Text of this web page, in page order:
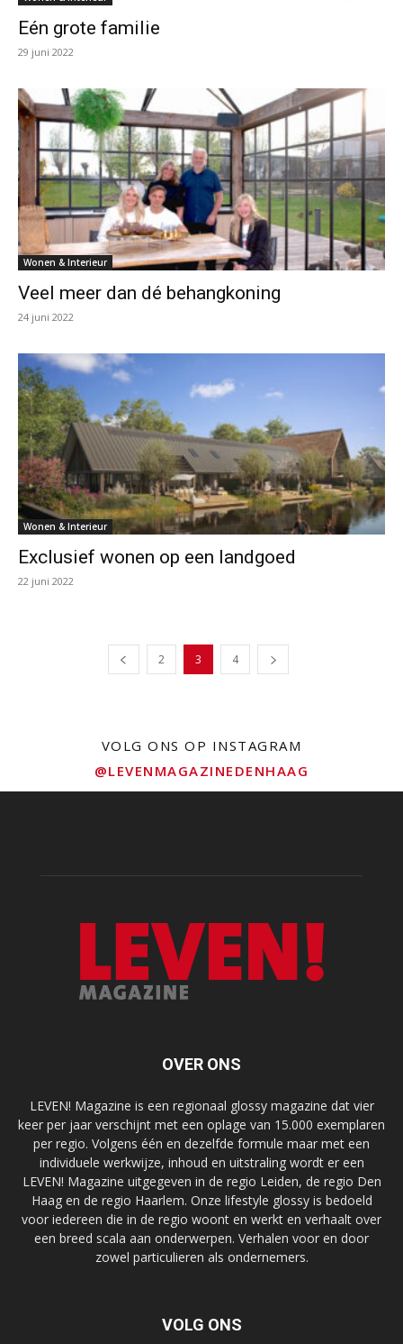
Eén grote familie
29 juni 2022
Wonen & Interieur
Veel meer dan dé behangkoning
24 juni 2022
Wonen & Interieur
Exclusief wonen op een landgoed
22 juni 2022
2 3 4
VOLG ONS OP INSTAGRAM
@LEVENMAGAZINEDENHAAG
OVER ONS
LEVEN! Magazine is een regionaal glossy magazine dat vier
keer per jaar verschijnt met een oplage van 15.000 exemplaren
per regio. Volgens één en dezelfde formule maar met een
individuele werkwijze, inhoud en uitstraling wordt er een
LEVEN! Magazine uitgegeven in de regio Leiden, de regio Den
Haag en de regio Haarlem. Onze lifestyle glossy is bedoeld
voor iedereen die in de regio woont en werkt en verhaalt over
een breed scala aan onderwerpen. Verhalen voor en door
zowel particulieren als ondernemers.
VOLG ONS